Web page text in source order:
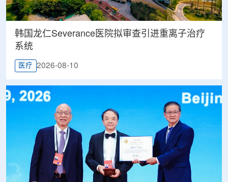
韩国龙仁Severance医院拟审查引进重离子治疗
系统
医疗 2026-08-10